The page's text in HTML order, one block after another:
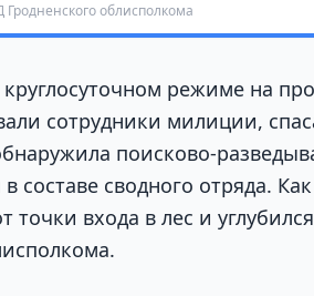
Гродненского облисполкома
режиме на
сотрудники милиции,
поисково-
составе сводного отряда.
точки входа в лес и